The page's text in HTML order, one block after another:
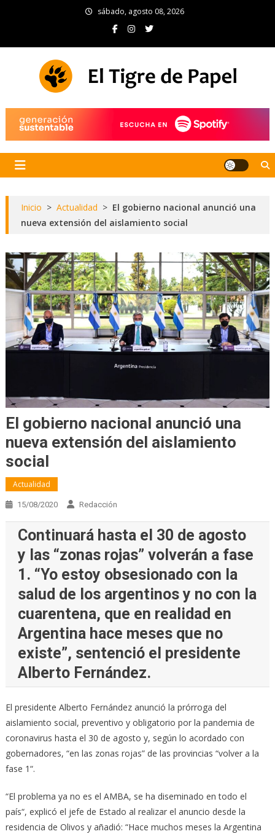
sábado, agosto 08, 2026
Inicio > Actualidad > El gobierno nacional anunció una
nueva extensión del aislamiento social
El gobierno nacional anunció una
nueva extensión del aislamiento
social
Actualidad
15/08/2020 Redacción
Continuará hasta el 30 de agosto
y las “zonas rojas” volverán a fase
1. “Yo estoy obsesionado con la
salud de los argentinos y no con la
cuarentena, que en realidad en
Argentina hace meses que no
existe”, sentenció el presidente
Alberto Fernández.
El presidente Alberto Fernández anunció la prórroga del
aislamiento social, preventivo y obligatorio por la pandemia de
coronavirus hasta el 30 de agosto y, según lo acordado con
gobernadores, “en las zonas rojas” de las provincias “volver a la
fase 1“.
“El problema ya no es el AMBA, se ha diseminado en todo el
país“, explicó el jefe de Estado al realizar el anuncio desde la
residencia de Olivos y añadió: “Hace muchos meses la Argentina